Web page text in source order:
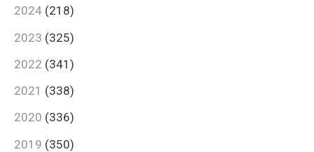
2024 (218)
2023 (325)
2022 (341)
2021 (338)
2020 (336)
2019 (350)